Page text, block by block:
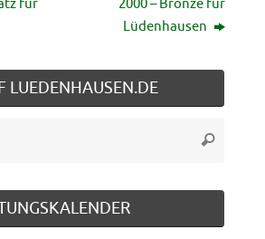
für
2000 – Bronze für
Lüdenhausen
LUEDENHAUSEN.DE
Suchen